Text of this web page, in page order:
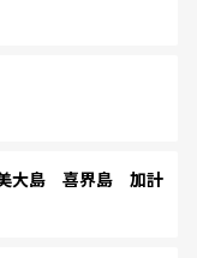
大島 喜界島 加計